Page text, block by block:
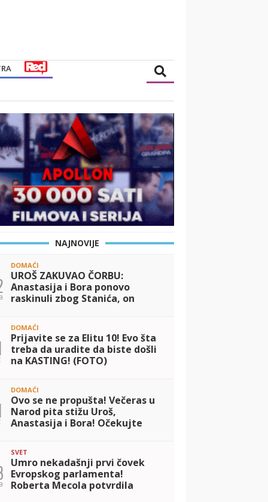
NAJNOVIJE
DOMAĆI
UROŠ ZAKUVAO ČORBU:
Anastasija i Bora ponovo
raskinuli zbog Stanića, on
DOMAĆI
Prijavite se za Elitu 10! Evo šta
treba da uradite da biste došli
na KASTING! (FOTO)
DOMAĆI
Ovo se ne propušta! Večeras u
Narod pita stižu Uroš,
Anastasija i Bora! Očekujte
SVET
Umro nekadašnji prvi čovek
Evropskog parlamenta!
Roberta Mecola potvrdila